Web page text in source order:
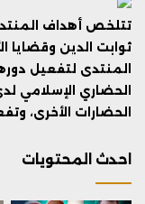
تتلخص أهداف
ثوابت الدين وقضايا
المنتدى لتفعيل
الحضاري الإسلامي
الحضارات الأخرى،
احدث المحتويات